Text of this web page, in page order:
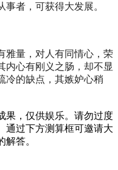
事者，可获得大发展。
雅量，对人有同情心，荣
内心有刚义之肠，却不显
冷的缺点，其嫉妒心稍
果，仅供娱乐。请勿过度
通过下方测算框可邀请大
答。